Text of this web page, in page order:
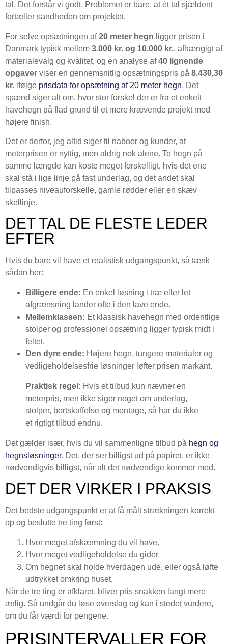
tal. Det forstår vi godt. Problemet er bare, at ét tal sjældent
fortæller sandheden om projektet.
For selve opsætningen af20 meter hegn ligger prisen i
Danmark typisk mellem 3.000 kr. og 10.000 kr., afhængigt af
materialevalg og kvalitet, og en analyse af40 lignende
opgaver viser en gennemsnitlig opsætningspris på 8.430,30
kr. ifølge prisdata for opsætning af 20 meter hegn. Det
spænd siger alt om, hvor stor forskel der er fra et enkelt
havehegn på flad grund til et mere krævende projekt med
højere finish.
Det er derfor, jeg altid siger til naboer og kunder, at
meterprisen er nyttig, men aldrig nok alene. To hegn på
samme længde kan koste meget forskelligt, hvis det ene
skal stå i lige linje på fast underlag, og det andet skal
tilpasses niveauforskelle, gamle rødder eller en skæv
skellinje.
DET TAL DE FLESTE LEDER
EFTER
Hvis du bare vil have et realistisk udgangspunkt, så tænk
sådan her:
Billigere ende: En enkel løsning i træ eller let
afgrænsning lander ofte i den lave ende.
Mellemklassen: Et klassisk havehegn med ordentlige
stolper og professionel opsætning ligger typisk midt i
feltet.
Den dyre ende: Højere hegn, tungere materialer og
vedligeholdelsesfrie løsninger løfter prisen markant.
Praktisk regel: Hvis et tilbud kun nævner en
meterpris, men ikke siger noget om underlag,
stolper, bortskaffelse og montage, så har du ikke
et rigtigt tilbud endnu.
Det gælder især, hvis du vil sammenligne tilbud på hegn og
hegnsløsninger. Det, der ser billigst ud på papiret, er ikke
nødvendigvis billigst, når alt det nødvendige kommer med.
DET DER VIRKER I PRAKSIS
Det bedste udgangspunkt er at få målt strækningen korrekt
op og beslutte tre ting først:
Hvor meget afskærmning du vil have.
Hvor meget vedligeholdelse du gider.
Om hegnet skal holde hverdagen ude, eller også løfte
udtrykket omkring huset.
Når de tre ting er afklaret, bliver pris snakken langt mere
ærlig. Så undgår du løse overslag og kan i stedet vurdere,
om du får værdi for pengene.
PRISINTERVALLER FOR